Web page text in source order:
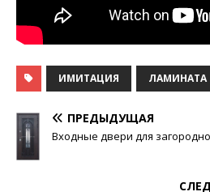
ИМИТАЦИЯ ЛАМИНАТА
ПРЕДЫДУЩАЯ
Входные двери для